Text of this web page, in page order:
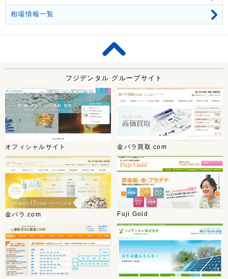
相場情報一覧
フジデンタル グループサイト
オフィシャルサイト 金パラ買取.com
金パラ.com Fuji Gold